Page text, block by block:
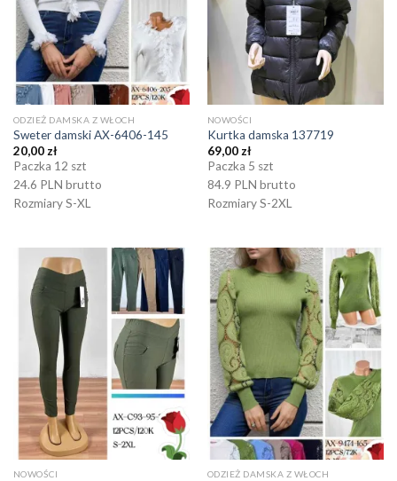
ODZIEŻ DAMSKA Z WŁOCH
Sweter damski AX-6406-145
20,00zł
Paczka 12 szt
24.6 PLN brutto
Rozmiary S-XL
NOWOŚCI
Kurtka damska 137719
69,00zł
Paczka 5 szt
84.9 PLN brutto
Rozmiary S-2XL
NOWOŚCI ODZIEŻ DAMSKA Z WŁOCH